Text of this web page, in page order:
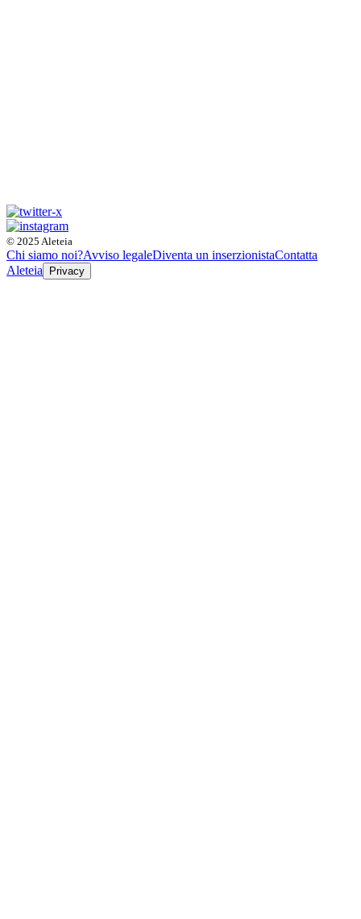
© 2025 Aleteia
Chi siamo noi?Avviso legaleDiventa un inserzionistaContatta
Aleteia
Privacy